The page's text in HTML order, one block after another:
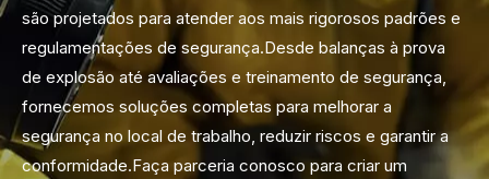
são projetados para atender aos mais rigorosos padrões e
regulamentações de segurança.Desde balanças à prova
de explosão até avaliações e treinamento de segurança,
fornecemos soluções completas para melhorar a
segurança no local de trabalho, reduzir riscos e garantir a
conformidade.Faça parceria conosco para criar um